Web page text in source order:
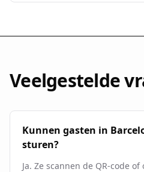
Veelgestelde
Kunnen gasten in
sturen?
Ja. Ze scannen de QR-code